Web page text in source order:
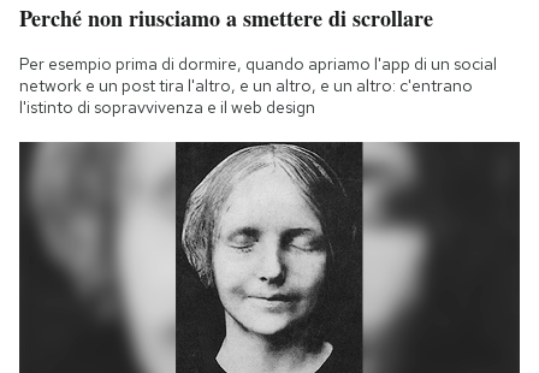
Perché non riusciamo a smettere di scrollare
Per esempio prima di dormire, quando apriamo l'app di un social
network e un post tira l'altro, e un altro, e un altro: c'entrano
l'istinto di sopravvivenza e il web design